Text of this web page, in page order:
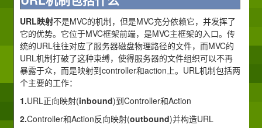
URL映射不是MVC的机制，但是MVC充分依赖它，并发挥了
它的优势。它位于MVC框架前端，是MVC主框架的入口。传
统的URL往往对应了服务器磁盘物理路径的文件，而MVC的
URL机制打破了这种束缚，使得服务器的文件组织可以不再
暴露于众，而是映射到controller和action上。URL机制包括两
个主要的工作：
1.URL正向映射(inbound)到Controller和Action
2.Controller和Action反向映射(outbound)并构造URL